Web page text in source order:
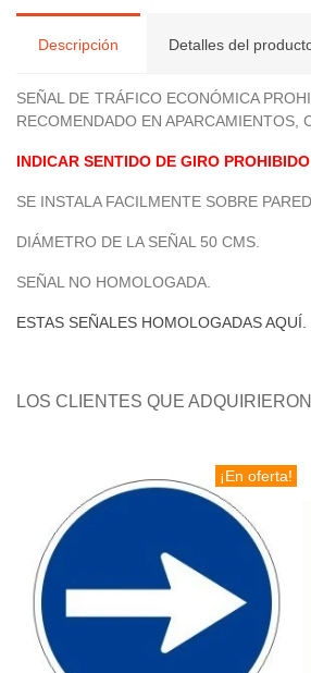
Descripción Detalles del
SEÑAL DE TRÁFICO ECONÓMICA
RECOMENDADO EN APARCAMIENTOS,
INDICAR SENTIDO DE GIRO PROHIBIDO
SE INSTALA FACILMENTE SOBRE
DIÁMETRO DE LA SEÑAL 50 CMS.
SEÑAL NO HOMOLOGADA.
ESTAS SEÑALES HOMOLOGADAS AQUÍ.
LOS CLIENTES QUE
¡En oferta!